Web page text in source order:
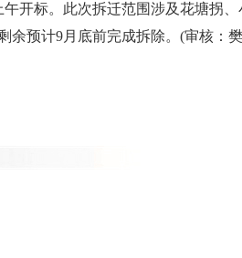
开标。此次拆迁范围涉及花塘拐
预计9月底前完成拆除。(审核：